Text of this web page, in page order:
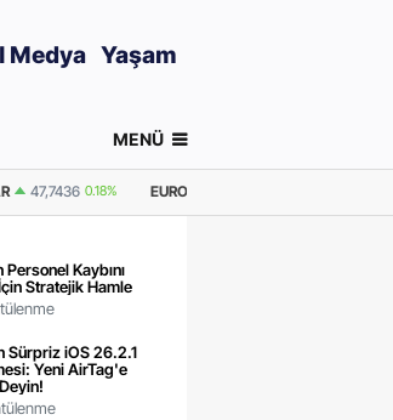
Medya Yaşam
MENÜ
0.32% GRAM ALTIN
Personel Kaybını
Stratejik Hamle
Sürpriz iOS 26.2.1
Yeni AirTag'e